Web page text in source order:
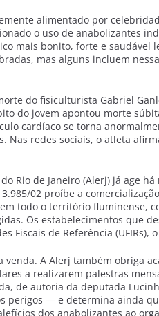
alimentado por
o uso de anabolizantes
mais bonito, forte e saudável
mas alguns incluem
do fisiculturista Gabriel
do jovem apontou morte
cardíaco se torna
Nas redes sociais, o atleta
Rio de Janeiro (Alerj) já age
02 proíbe a
todo o território fluminense,
Os estabelecimentos que
Fiscais de Referência (UFIRs),
A Alerj também obriga
a realizarem palestras
de autoria da deputada
perigos — e determina ainda
dos anabolizantes ao